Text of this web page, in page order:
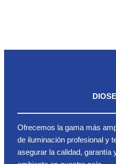
Ofrecemos la gama más
de iluminación profesional y
asegurar la calidad, garantía